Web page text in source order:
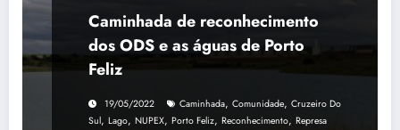
Caminhada de reconhecimento
dos ODS e as águas de Porto
Feliz
19/05/2022 Caminhada, Comunidade, Cruzeiro Do
Sul, Lago, NUPEX, Porto Feliz, Reconhecimento, Represa